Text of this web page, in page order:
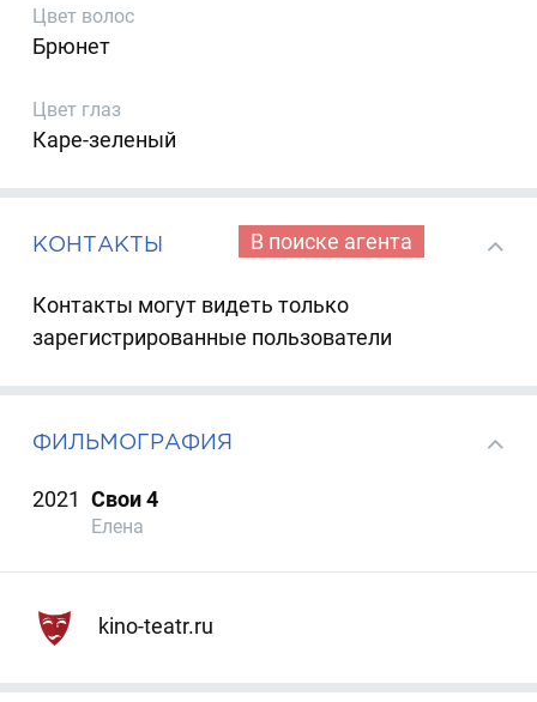
Цвет волос
Брюнет
Цвет глаз
Каре-зеленый
КОНТАКТЫ В поиске агента
Контакты могут видеть только
зарегистрированные пользователи
ФИЛЬМОГРАФИЯ
2021 Свои 4
Елена
kino-teatr.ru